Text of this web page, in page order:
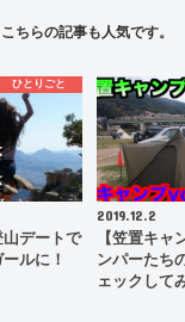
こちらの記事も人気です。
ひとりごと
山デートで
ルに！
2019.12.2
【笠置キャ
ンパーたち
ェックして